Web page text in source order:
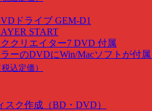
ドライブ GEM-D1
START
クリエイター7 DVD 付属
ーのDVDにWin/Macソフトが付
税込定価）
スク作成（BD・DVD）